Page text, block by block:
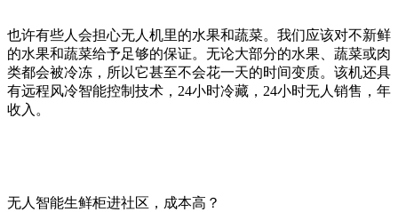
也许有些人会担心无人机里的水果和蔬菜。我们应该对不新鲜
的水果和蔬菜给予足够的保证。无论大部分的水果、蔬菜或肉
类都会被冷冻，所以它甚至不会花一天的时间变质。该机还具
有远程风冷智能控制技术，24小时冷藏，24小时无人销售，年
收入。
无人智能生鲜柜进社区，成本高？